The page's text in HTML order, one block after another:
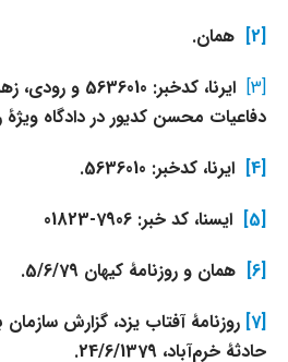
[2]
همان.
[3]
ایرنا، کدخبر: 5636010
دفاعیات محسن کدیور در دادگاه
[4]
ایرنا، کدخبر: 5636010
.
[5]
ایسنا، کد خبر: 7906-01823
[6]
همان و روزنامۀ کیهان 5/6/79.
[7]
روزنامۀ آفتاب یزد، گزارش
حادثۀ خرم‌آباد، 24/6/1379.